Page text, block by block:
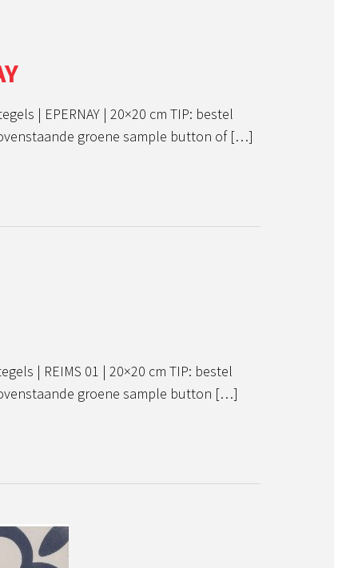
| EPERNAY | 20×20 cm TIP: bestel
groene sample button of […]
| REIMS 01 | 20×20 cm TIP: bestel
groene sample button […]